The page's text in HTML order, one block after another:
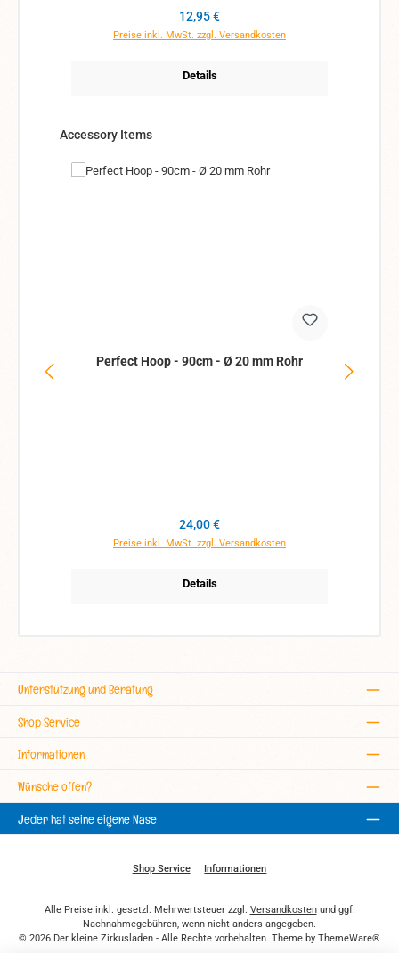
Regulärer Preis:
12,95 €
Preise inkl. MwSt. zzgl. Versandkosten
Details
Produktgalerie überspringen
Accessory Items
Perfect Hoop - 90cm - Ø 20 mm Rohr
Regulärer Preis:
24,00 €
Preise inkl. MwSt. zzgl. Versandkosten
Details
Unterstützung und Beratung
Shop Service
Informationen
Wünsche offen?
Jeder hat seine eigene Nase
Shop Service Informationen
Alle Preise inkl. gesetzl. Mehrwertsteuer zzgl. Versandkostenund ggf.
Nachnahmegebühren, wenn nicht anders angegeben.
© 2026 Der kleine Zirkusladen - Alle Rechte vorbehalten. Theme by ThemeWare®